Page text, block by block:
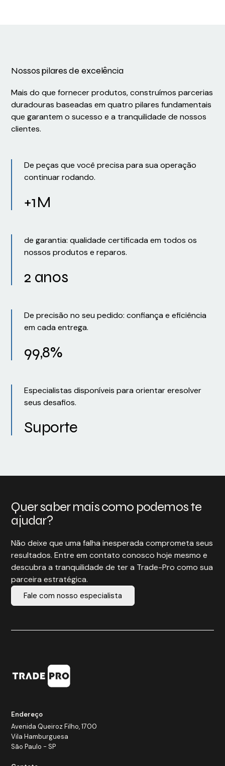
Nossos pilares de excelência
Mais do que fornecer produtos, construímos parcerias
duradouras baseadas em quatro pilares fundamentais
que garantem o sucesso e a tranquilidade de nossos
clientes.
De peças que você precisa para sua operação
continuar rodando.
+1M
de garantia: qualidade certificada em todos os
nossos produtos e reparos.
2 anos
De precisão no seu pedido: confiança e eficiência
em cada entrega.
99,8%
Especialistas disponíveis para orientar eresolver
seus desafios.
Suporte
Quer saber mais como podemos te
ajudar?
Não deixe que uma falha inesperada comprometa seus
resultados. Entre em contato conosco hoje mesmo e
descubra a tranquilidade de ter a Trade-Pro como sua
parceira estratégica.
Fale com nosso especialista
Endereço
Avenida Queiroz Filho, 1700
Vila Hamburguesa
São Paulo - SP